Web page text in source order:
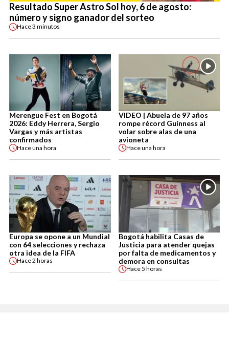
Resultado Super Astro Sol hoy, 6 de agosto:
número y signo ganador del sorteo
Hace3 minutos
Merengue Fest en Bogotá
2026: Eddy Herrera, Sergio
Vargas y más artistas
confirmados
Haceuna hora
VIDEO | Abuela de 97 años
rompe récord Guinness al
volar sobre alas de una
avioneta
Haceuna hora
Europa se opone a un Mundial
con 64 selecciones y rechaza
otra idea de la FIFA
Hace2 horas
Bogotá habilita Casas de
Justicia para atender quejas
por falta de medicamentos y
demora en consultas
Hace5 horas